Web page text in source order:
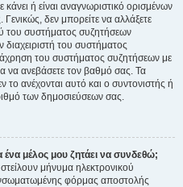
ή είναι αναγνωριστικό ορισμένων
Γενικώς, δεν μπορείτε να αλλάξετε
του συστήματος συζητήσεων
διαχειριστή του συστήματος
του συστήματος συζητήσεων με
να ανεβάσετε τον βαθμό σας. Τα
ανέχονται αυτό και ο συντονιστής ή
των δημοσιεύσεων σας.
μέλος μου ζητάει να συνδεθώ;
μήνυμα ηλεκτρονικού
φόρμας αποστολής